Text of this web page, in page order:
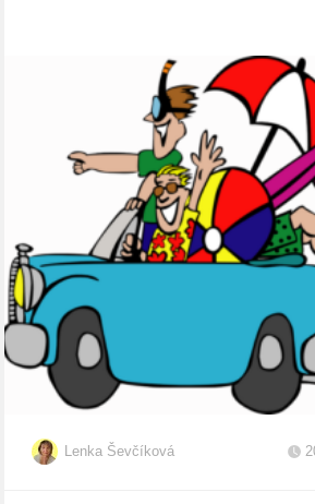
Lenka Ševčíková